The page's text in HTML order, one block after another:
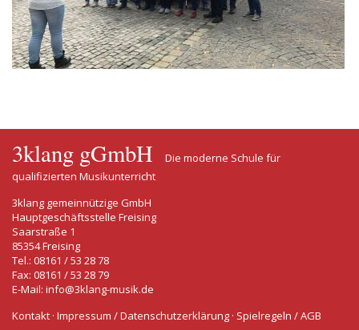
3klang gGmbH
Die moderne Schule für
qualifizierten Musikunterricht
3klang gemeinnützige GmbH
Hauptgeschäftsstelle Freising
Saarstraße 1
85354 Freising
Tel.: 08161 / 53 28 78
Fax: 08161 / 53 28 79
E-Mail: info@3klang-musik.de
Kontakt · Impressum / Datenschutzerklärung · Spielregeln / AGB